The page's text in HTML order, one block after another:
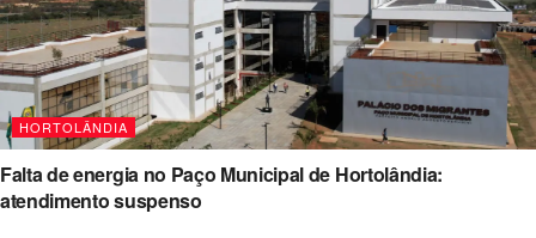
HORTOLÂNDIA
Falta de energia no Paço Municipal de Hortolândia:
atendimento suspenso